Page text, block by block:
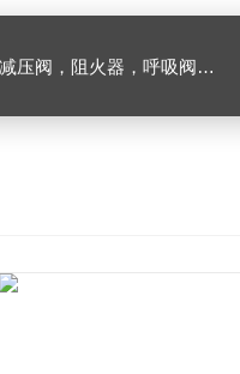
阻火器，呼吸阀，排气阀